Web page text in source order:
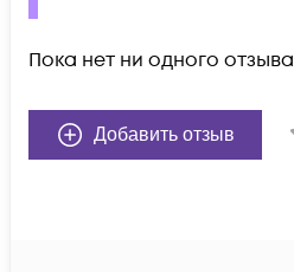
Пока нет ни одного отзыва
Добавить отзыв